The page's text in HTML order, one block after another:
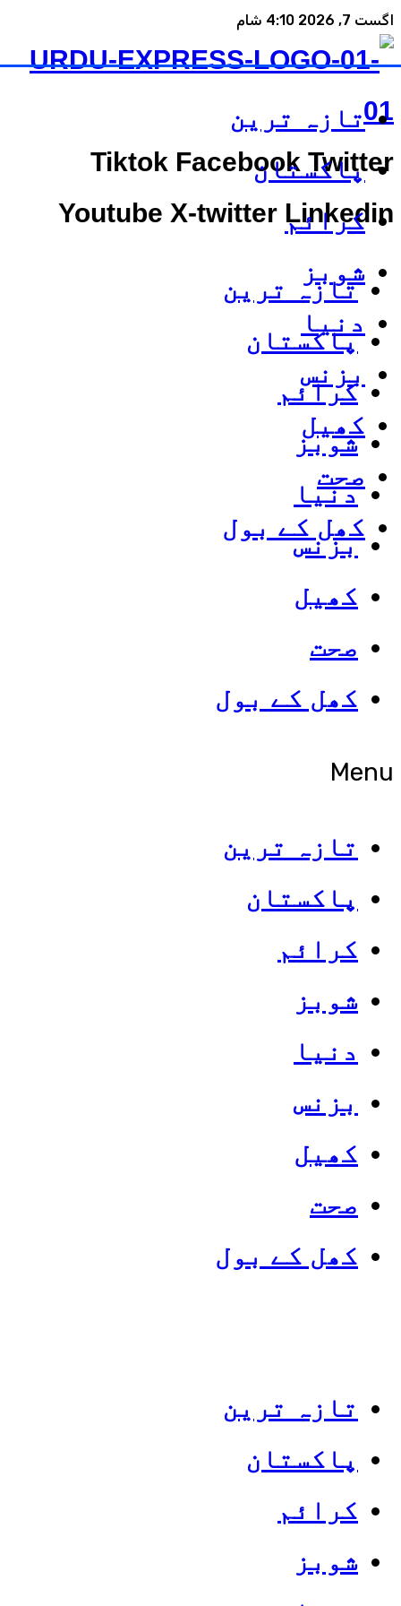
اگست 7, 2026 4:10 شام
Tiktok Facebook Twitter
Youtube X-twitter Linkedin
تازہ ترین
پاکستان
کرائم
شوبز
دنیا
بزنس
کھیل
صحت
کھل کے بول
Menu
تازہ ترین
پاکستان
کرائم
شوبز
دنیا
بزنس
کھیل
صحت
کھل کے بول
تازہ ترین
پاکستان
کرائم
شوبز
تازہ ترین
پاکستان
کرائم
شوبز
دنیا
بزنس
کھیل
صحت
کھل کے بول
Categories
Top News